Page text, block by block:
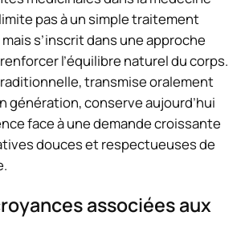
pas à un simple traitement
s’inscrit dans une approche
l’équilibre naturel du corps.
transmise oralement
génération, conserve aujourd’hui
face à une demande croissante
douces et respectueuses de
associées aux